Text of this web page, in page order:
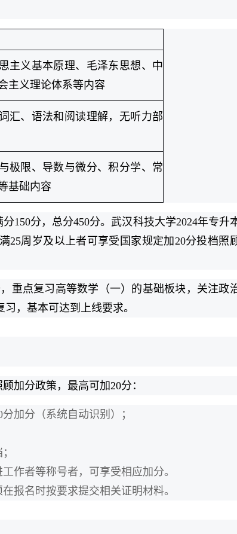
主义基本原理、毛泽东思想、中
主义理论体系等内容
汇、语法和阅读理解，无听力部
极限、导数与微分、积分学、常
基础内容
150分，总分450分。武汉科技大学2024年专升
满25周岁及以上者可享受国家规定加20分投档照
重点复习高等数学（一）的基础板块，关注政
，基本可达到上线要求。
加分政策，最高可加20分：
加分（系统自动识别）；
作者等称号者，可享受相应加分。
报名时按要求提交相关证明材料。